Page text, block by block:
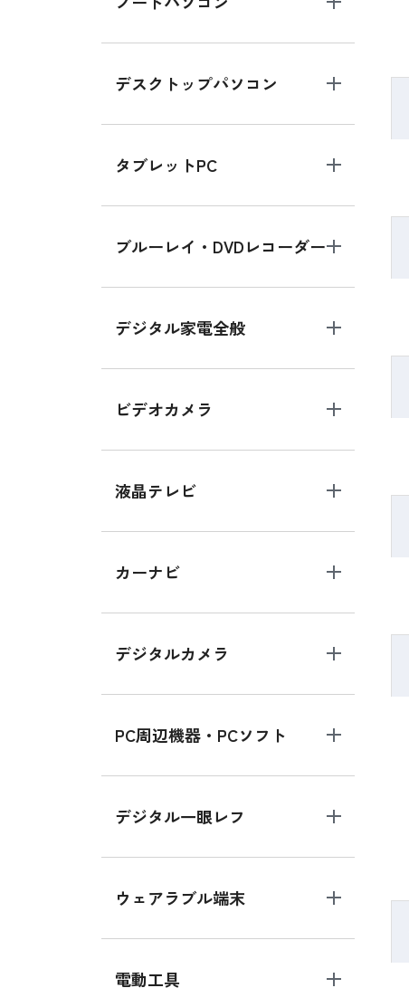
デスクトップパソコン
タブレットPC
ブルーレイ・DVDレコーダー
デジタル家電全般
ビデオカメラ
液晶テレビ
カーナビ
デジタルカメラ
PC周辺機器・PCソフト
デジタル一眼レフ
ウェアラブル端末
電動工具